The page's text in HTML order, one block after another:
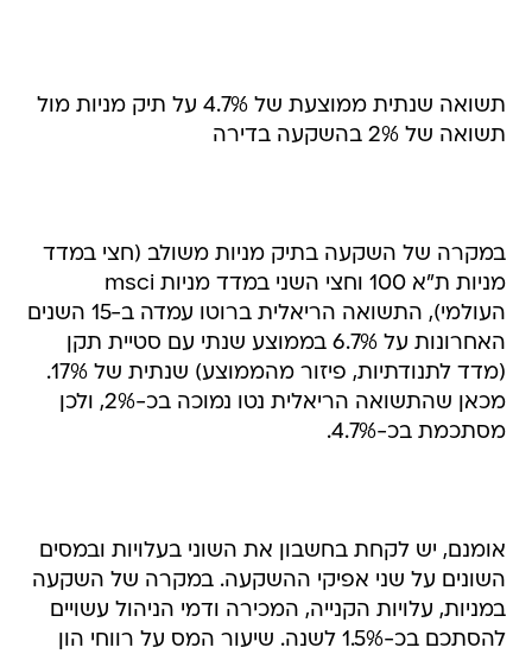
תשואה שנתית ממוצעת של 4.7% על תיק מניות מול
תשואה של 2% בהשקעה בדירה
במקרה של השקעה בתיק מניות משולב (חצי במדד
מניות ת"א 100 וחצי השני במדד מניות msci
העולמי), התשואה הריאלית ברוטו עמדה ב-15 השנים
האחרונות על 6.7% בממוצע שנתי עם סטיית תקן
(מדד לתנודתיות, פיזור מהממוצע) שנתית של 17%.
מכאן שהתשואה הריאלית נטו נמוכה בכ-2%, ולכן
מסתכמת בכ-4.7%.
אומנם, יש לקחת בחשבון את השוני בעלויות ובמסים
השונים על שני אפיקי ההשקעה. במקרה של השקעה
במניות, עלויות הקנייה, המכירה ודמי הניהול עשויים
להסתכם בכ-1.5% לשנה. שיעור המס על רווחי הון